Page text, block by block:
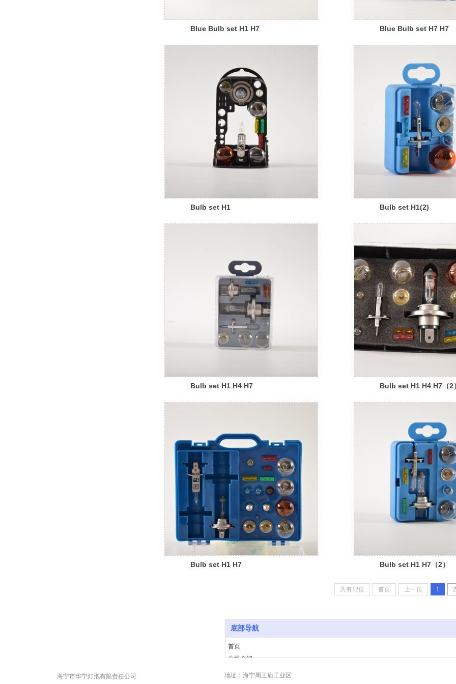
Blue Bulb set H1 H7 Blue Bulb set H7 H7
Bulb set H1 Bulb set H1(2)
Bulb set H1 H4 H7 Bulb set H1 H4 H7（2
Bulb set H1 H7 Bulb set H1 H7（2）
共有12页 首页 上一页 1 2
底部导航
首页
公司介绍
产品系列
海宁市华宁灯泡有限责任公司 地址：海宁周王庙工业区